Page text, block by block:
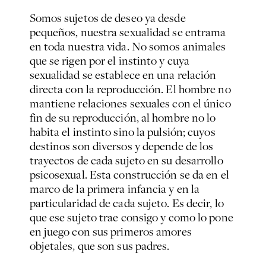
Somos sujetos de deseo ya desde
pequeños, nuestra sexualidad se entrama
en toda nuestra vida. No somos animales
que se rigen por el instinto y cuya
sexualidad se establece en una relación
directa con la reproducción. El hombre no
mantiene relaciones sexuales con el único
fin de su reproducción, al hombre no lo
habita el instinto sino la pulsión; cuyos
destinos son diversos y depende de los
trayectos de cada sujeto en su desarrollo
psicosexual. Esta construcción se da en el
marco de la primera infancia y en la
particularidad de cada sujeto. Es decir, lo
que ese sujeto trae consigo y como lo pone
en juego con sus primeros amores
objetales, que son sus padres.